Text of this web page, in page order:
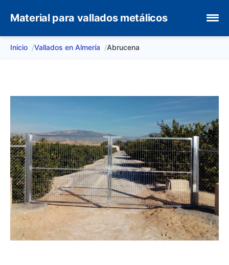
Material para vallados metálicos
Inicio Vallados en Almería Abrucena